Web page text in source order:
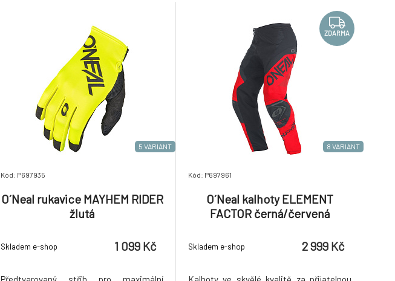
5 VARIANT
Kód: P697935
O´Neal rukavice MAYHEM RIDER
žlutá
Skladem e-shop 1 099 Kč
8 VARIANT
ZDARMA
Kód: P697961
O´Neal kalhoty ELEMENT
FACTOR černá/červená
Skladem e-shop 2 999 Kč